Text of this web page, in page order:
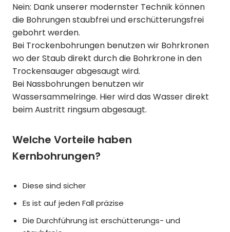
Nein: Dank unserer modernster Technik können
die Bohrungen staubfrei und erschütterungsfrei
gebohrt werden.
Bei Trockenbohrungen benutzen wir Bohrkronen
wo der Staub direkt durch die Bohrkrone in den
Trockensauger abgesaugt wird.
Bei Nassbohrungen benutzen wir
Wassersammelringe. Hier wird das Wasser direkt
beim Austritt ringsum abgesaugt.
Welche Vorteile haben
Kernbohrungen?
Diese sind sicher
Es ist auf jeden Fall präzise
Die Durchführung ist erschütterungs- und